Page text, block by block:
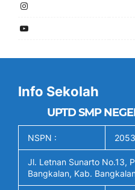
Info Sekolah
UPTD SMP
NSPN :
Jl. Letnan Sunarto No.13,
Bangkalan, Kab.